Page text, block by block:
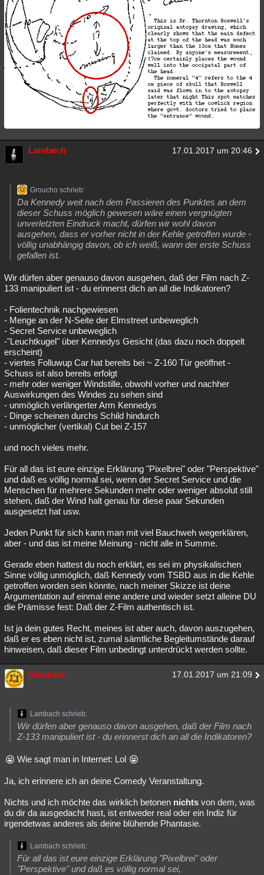
Besucht Teilgenommen Alle
Lesenswert Schlüsselwörter
Lambach 17.01.2017 um 20:46
Groucho schrieb:
Da Kennedy weit nach dem Passieren des Punktes an dem
dieser Schuss möglich gewesen wäre einen vergnügten
unverletzten Eindruck macht, dürfen wir wohl davon
ausgehen, dass er vorher nicht in der Kehle getroffen wurde -
völlig unabhängig davon, ob ich weiß, wann der erste Schuss
gefallen ist.
Wir dürfen aber genauso davon ausgehen, daß der Film nach Z-
133 manipuliert ist - du erinnerst dich an all die Indikatoren?
- Folientechnik nachgewiesen
- Menge an der N-Seite der Elmstreet unbeweglich
- Secret Service unbeweglich
-"Leuchtkugel" über Kennedys Gesicht (das dazu noch doppelt
erscheint)
- viertes Folluwup Car hat bereits bei ~ Z-160 Tür geöffnet -
Schuss ist also bereits erfolgt
- mehr oder weniger Windstille, obwohl vorher und nachher
Auswirkungen des Windes zu sehen sind
- unmöglich verlängerter Arm Kennedys
- Dinge scheinen durchs Schild hindurch
- unmöglicher (vertikal) Cut bei Z-157
und noch vieles mehr.
Für all das ist eure einzige Erklärung "Pixelbrei" oder "Perspektive"
und daß es völlig normal sei, wenn der Secret Service und die
Menschen für mehrere Sekunden mehr oder weniger absolut still
stehen, daß der Wind halt genau für diese paar Sekunden
ausgesetzt hat usw.
Jeden Punkt für sich kann man mit viel Bauchweh wegerklären,
aber - und das ist meine Meinung - nicht alle in Summe.
Gerade eben hattest du noch erklärt, es sei im physikalischen
Sinne völlig unmöglich, daß Kennedy vom TSBD aus in die Kehle
getroffen worden sein könnte, nach meiner Skizze ist deine
Argumentation auf einmal eine andere und wieder setzt alleine DU
die Prämisse fest: Daß der Z-Film authentisch ist.
Ist ja dein gutes Recht, meines ist aber auch, davon auszugehen,
daß er es eben nicht ist, zumal sämtliche Begleitumstände darauf
hinweisen, daß dieser Film unbedingt unterdrückt werden sollte.
Groucho 17.01.2017 um 21:09
Lambach schrieb:
Wir dürfen aber genauso davon ausgehen, daß der Film nach
Z-133 manipuliert ist - du erinnerst dich an all die Indikatoren?
Wie sagt man in Internet: Lol
Ja, ich erinnere ich an deine Comedy Veranstaltung.
Nichts und ich möchte das wirklich betonen nichts von dem, was
du dir da ausgedacht hast, ist entweder real oder ein Indiz für
irgendetwas anderes als deine blühende Phantasie.
Lambach schrieb:
Für all das ist eure einzige Erklärung "Pixelbrei" oder
"Perspektive" und daß es völlig normal sei,